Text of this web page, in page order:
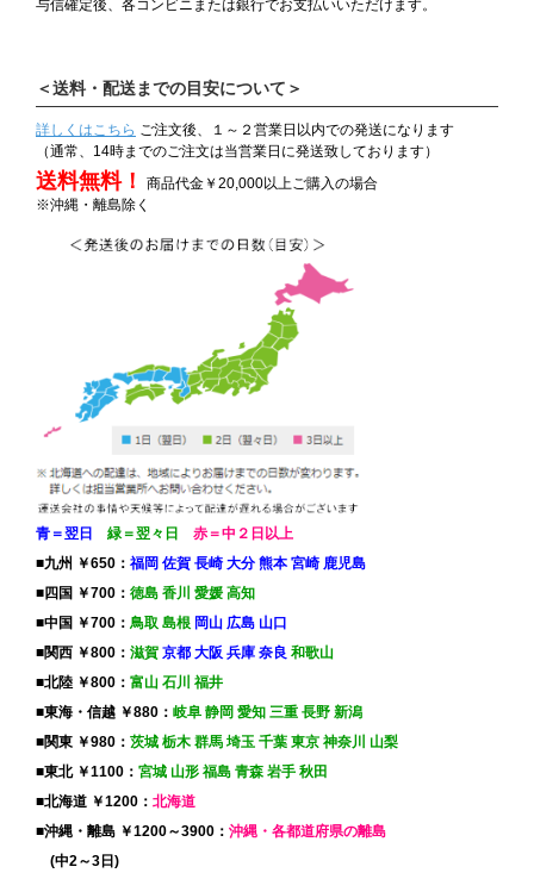
与信確定後、各コンビニまたは銀行でお支払いいただけます。
＜送料・配送までの目安について＞
詳しくはこちら ご注文後、１～２営業日以内での発送になります
（通常、14時までのご注文は当営業日に発送致しております）
送料無料！
商品代金￥20,000以上ご購入の場合
※沖縄・離島除く
青＝翌日 緑＝翌々日
赤＝中２日以上
■九州 ￥650： 福岡 佐賀 長崎 大分 熊本 宮崎 鹿児島
■四国 ￥700： 徳島 香川 愛媛 高知
■中国 ￥700： 鳥取 島根 岡山 広島 山口
■関西 ￥800： 滋賀 京都 大阪 兵庫 奈良 和歌山
■北陸 ￥800： 富山 石川 福井
■東海・信越 ￥880： 岐阜 静岡 愛知 三重 長野 新潟
■関東 ￥980： 茨城 栃木 群馬 埼玉 千葉 東京 神奈川 山梨
■東北 ￥1100： 宮城 山形 福島 青森 岩手 秋田
■北海道 ￥1200： 北海道
■沖縄・離島 ￥1200～3900： 沖縄・各都道府県の離島
(中2～3日)